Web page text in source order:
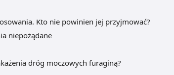
Kto nie powinien jej przyjmować?
niepożądane
dróg moczowych furaginą?